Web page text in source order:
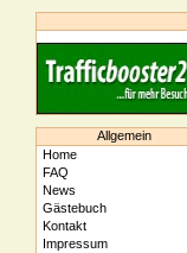
Allgemein
Home
FAQ
News
Gästebuch
Kontakt
Impressum